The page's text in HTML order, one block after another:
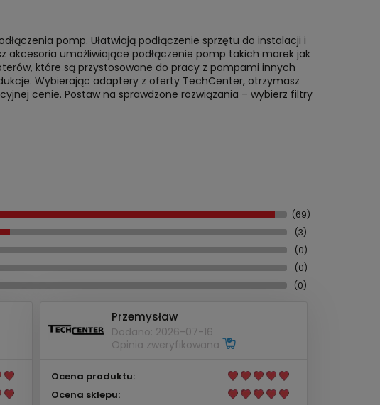
pomp. Ułatwiają podłączenie sprzętu do instalacji i
akcesoria umożliwiające podłączenie pomp takich marek jak
które są przystosowane do pracy z pompami innych
Wybierając adaptery z oferty TechCenter, otrzymasz
cenie. Postaw na sprawdzone rozwiązania – wybierz filtry
(69)
(3)
(0)
(0)
(0)
Przemysław
Dodano: 2026-07-16
Opinia zweryfikowana
Ocena produktu:
Ocena sklepu: